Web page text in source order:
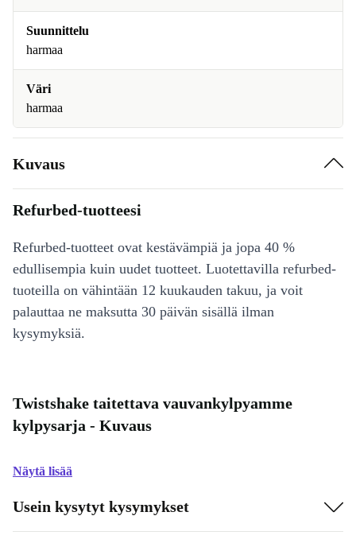
Suunnittelu
harmaa
Väri
harmaa
Kuvaus
Refurbed-tuotteesi
Refurbed-tuotteet ovat kestävämpiä ja jopa 40 %
edullisempia kuin uudet tuotteet. Luotettavilla refurbed-
tuoteilla on vähintään 12 kuukauden takuu, ja voit
palauttaa ne maksutta 30 päivän sisällä ilman
kysymyksiä.
Twistshake taitettava vauvankylpyamme
kylpysarja - Kuvaus
Näytä lisää
Usein kysytyt kysymykset